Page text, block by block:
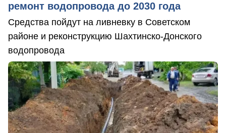
ремонт водопровода до 2030 года
Средства пойдут на ливневку в Советском
районе и реконструкцию Шахтинско-Донского
водопровода